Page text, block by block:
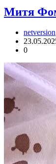
Митя
netversion
0